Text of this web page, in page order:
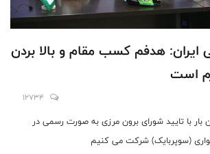
هدفم کسب مقام و بالا بردن
است
12734
بار با تایید شورای برون مرزی به صورت رسمی در
(سوپربایک) شرکت می کنیم